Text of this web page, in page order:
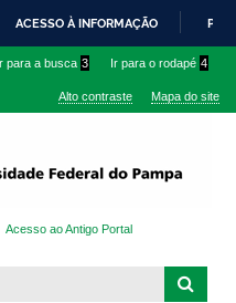
ACESSO À INFORMAÇÃO
para a busca 3 Ir para o rodapé 4
Alto contraste Mapa do site
Acesso ao Antigo Portal